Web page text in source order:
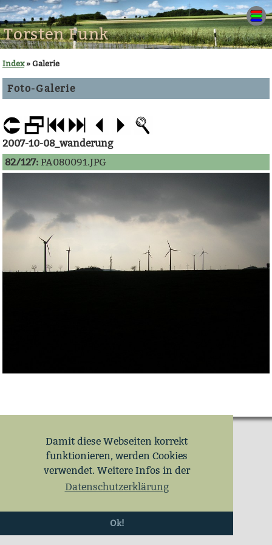
Damit diese Webseiten korrekt
funktionieren, werden Cookies
verwendet. Weitere Infos in der
Datenschutzerklärung
Ok!
Torsten Funk
Index» Galerie
Foto-Galerie
2007-10-08_wanderung
82/127: PA080091.JPG